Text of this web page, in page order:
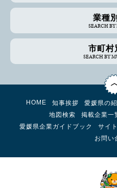
業種
SEARCH BY
市町村
SEARCH BY
HOME 知事挨拶 愛媛県の
地図検索
掲載企業一
愛媛県企業ガイドブック
サイ
お問い